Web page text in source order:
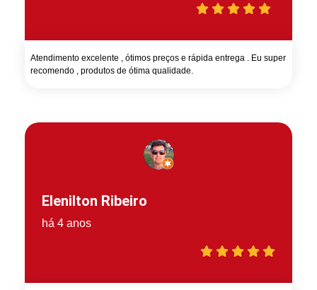
Atendimento excelente , ótimos preços e rápida entrega . Eu super
recomendo , produtos de ótima qualidade.
Elenilton Ribeiro
há 4 anos